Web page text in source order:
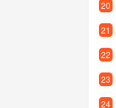
20
21
22
23
24